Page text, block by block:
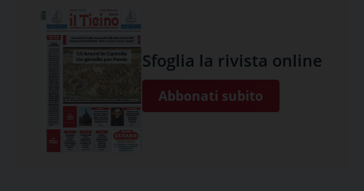
Sfoglia la rivista online
Abbonati subito